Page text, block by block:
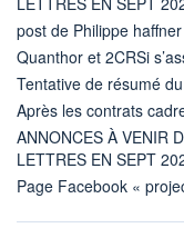
post de Philippe
Quanthor et 2CRSi
Tentative de résumé
Après les contrats
ANNONCES À VENIR
LETTRES EN SEPT
Page Facebook «